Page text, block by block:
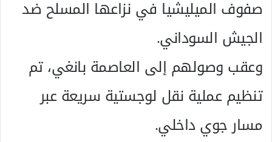
صفوف الميليشيا في نزاعها المسلح ضد
الجيش السوداني.
وعقب وصولهم إلى العاصمة بانغي، تم
تنظيم عملية نقل لوجستية سريعة عبر
مسار جوي داخلي.